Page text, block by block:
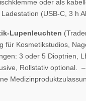
oder als
(USB-C, 3 h
Lupenleuchten
für Kosmetikstudios,
3 oder 5 Dioptrien,
Rollstativ optional.